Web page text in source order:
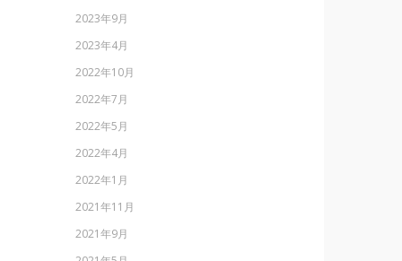
2023年9月
2023年4月
2022年10月
2022年7月
2022年5月
2022年4月
2022年1月
2021年11月
2021年9月